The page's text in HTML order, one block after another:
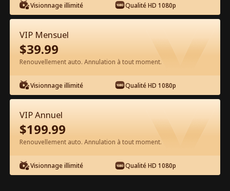
Épisode 28 - Nous ne nous
remettrons jamais ensemble Film
complet
0-49 50-99 Tous les épisodes
Visionnage illimité Qualité HD 1080p
VIP Mensuel
$39.99
Renouvellement auto. Annulation à tout moment.
Visionnage illimité Qualité HD 1080p
VIP Annuel
$199.99
Renouvellement auto. Annulation à tout moment.
Visionnage illimité Qualité HD 1080p